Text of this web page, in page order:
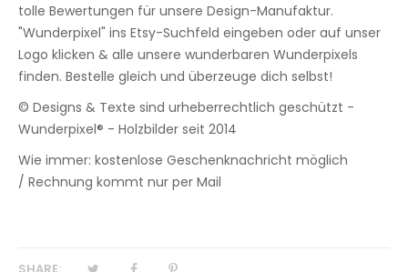
tolle Bewertungen für unsere Design-Manufaktur.
"Wunderpixel" ins Etsy-Suchfeld eingeben oder auf unser
Logo klicken & alle unsere wunderbaren Wunderpixels
finden. Bestelle gleich und überzeuge dich selbst!
© Designs & Texte sind urheberrechtlich geschützt -
Wunderpixel® - Holzbilder seit 2014
Wie immer: kostenlose Geschenknachricht möglich
/ Rechnung kommt nur per Mail